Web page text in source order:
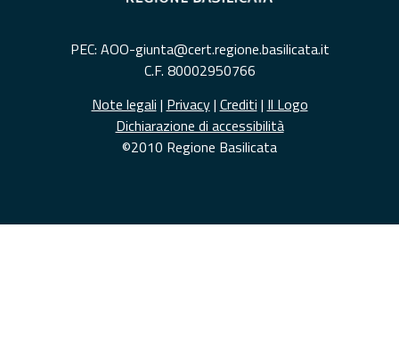
PEC: AOO-giunta@cert.regione.basilicata.it
C.F. 80002950766
Note legali | Privacy| Crediti | Il Logo
Dichiarazione di accessibilità
©2010 Regione Basilicata